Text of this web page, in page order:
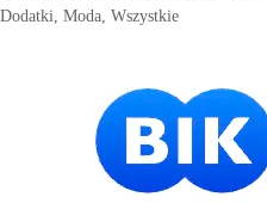
Dodatki, Moda, Wszystkie